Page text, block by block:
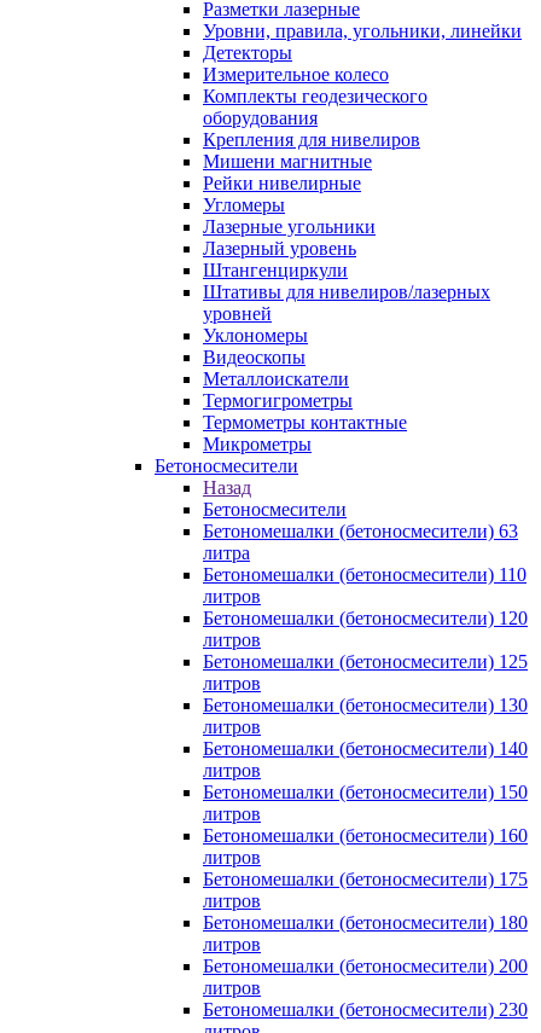
Разметки лазерные
Уровни, правила, угольники, линейки
Детекторы
Измерительное колесо
Комплекты геодезического
оборудования
Крепления для нивелиров
Мишени магнитные
Рейки нивелирные
Угломеры
Лазерные угольники
Лазерный уровень
Штангенциркули
Штативы для нивелиров/лазерных
уровней
Уклономеры
Видеоскопы
Металлоискатели
Термогигрометры
Термометры контактные
Микрометры
Бетоносмесители
Назад
Бетоносмесители
Бетономешалки (бетоносмесители) 63
литра
Бетономешалки (бетоносмесители) 110
литров
Бетономешалки (бетоносмесители) 120
литров
Бетономешалки (бетоносмесители) 125
литров
Бетономешалки (бетоносмесители) 130
литров
Бетономешалки (бетоносмесители) 140
литров
Бетономешалки (бетоносмесители) 150
литров
Бетономешалки (бетоносмесители) 160
литров
Бетономешалки (бетоносмесители) 175
литров
Бетономешалки (бетоносмесители) 180
литров
Бетономешалки (бетоносмесители) 200
литров
Бетономешалки (бетоносмесители) 230